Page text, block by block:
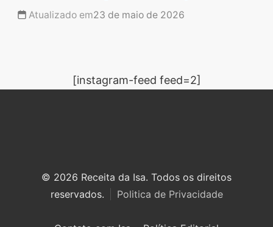
Atualizado em23 de maio de 2026
[instagram-feed feed=2]
© 2026 Receita da Isa. Todos os direitos
reservados.
Politica de Privacidade